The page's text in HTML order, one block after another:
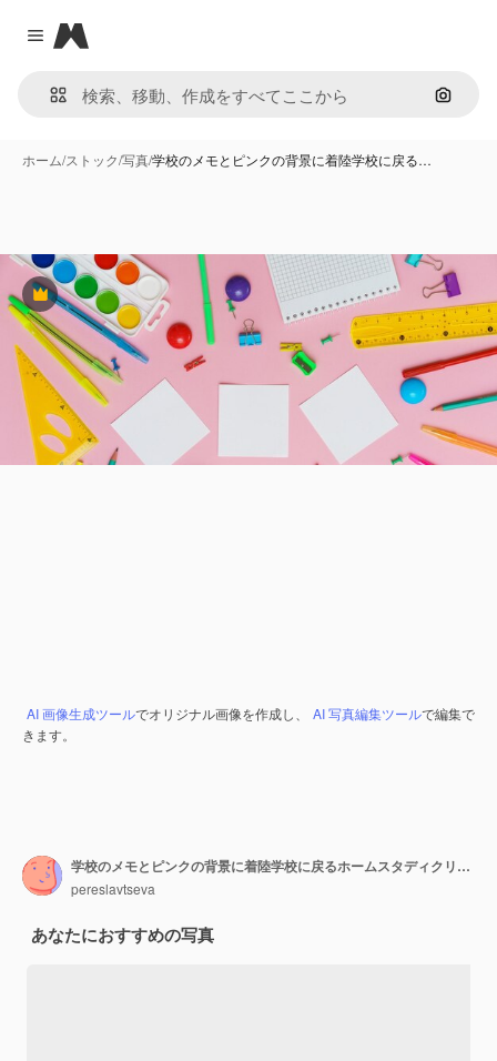
Close menu
Magnific
画像で
ホーム/ストック/写真/学校のメモとピンクの背景に着陸学校に戻る…
Premium
AI 画像生成ツールでオリジナル画像を作成し、 AI 写真編集ツールで編集で
きます。
学校のメモとピンクの背景に着陸学校に戻るホームスタディクリエイティブ
pereslavtseva
あなたにおすすめの写真